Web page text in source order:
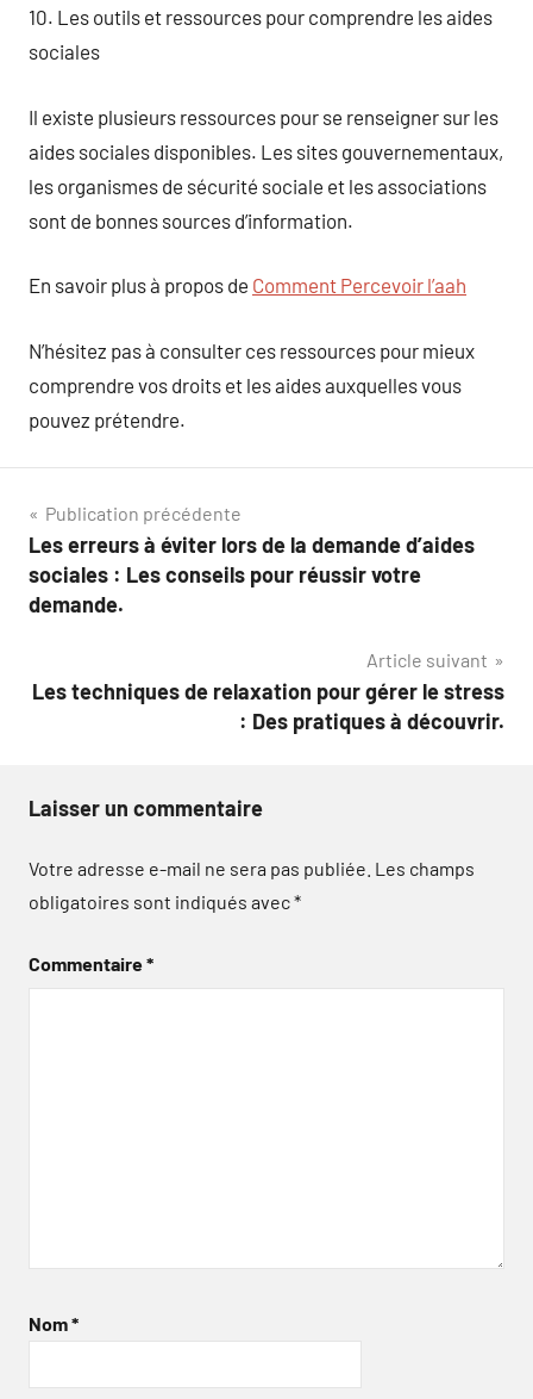
10. Les outils et ressources pour comprendre les aides
sociales
Il existe plusieurs ressources pour se renseigner sur les
aides sociales disponibles. Les sites gouvernementaux,
les organismes de sécurité sociale et les associations
sont de bonnes sources d’information.
En savoir plus à propos de Comment Percevoir l’aah
N’hésitez pas à consulter ces ressources pour mieux
comprendre vos droits et les aides auxquelles vous
pouvez prétendre.
Navigation
de
l’article
Publication précédente
Les erreurs à éviter lors de la demande d’aides
sociales : Les conseils pour réussir votre
demande.
Article suivant
Les techniques de relaxation pour gérer le stress
: Des pratiques à découvrir.
Laisser un commentaire
Votre adresse e-mail ne sera pas publiée. Les champs
obligatoires sont indiqués avec*
Commentaire*
Nom*